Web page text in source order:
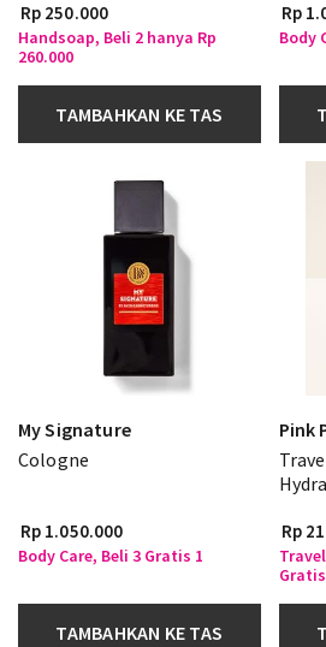
Rp 250.000
Handsoap, Beli 2 hanya Rp
260.000
TAMBAHKAN KE TAS
Rp
Body
My Signature
Cologne
Rp 1.050.000
Body Care, Beli 3 Gratis 1
TAMBAHKAN KE TAS
Pink
Rp